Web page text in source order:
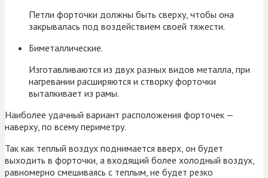
Петли форточки должны быть сверху, чтобы она
закрывалась под воздействием своей тяжести.
Биметаллические.
Изготавливаются из двух разных видов металла, при
нагревании расширяются и створку форточки
выталкивает из рамы.
Наиболее удачный вариант расположения форточек —
наверху, по всему периметру.
Так как теплый воздух поднимается вверх, он будет
выходить в форточки, а входящий более холодный воздух,
равномерно смешиваясь с теплым, не будет резко